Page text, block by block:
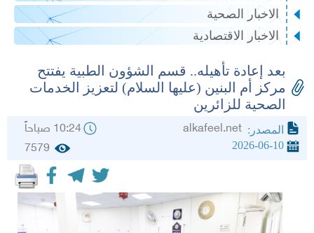
الاخبار الصحية
الاخبار الاقتصادية
بعد إعادة تأهيله.. قسم الشؤون الطبية يفتتح
مركز أم البنين (عليها السلام) لتعزيز الخدمات
الصحية للزائرين
المصدر: 10:24 صباحاً
2026-06-10
7579